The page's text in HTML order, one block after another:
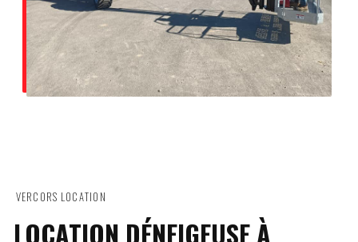
VERCORS LOCATION
LOCATION DÉNEIGEUSE À